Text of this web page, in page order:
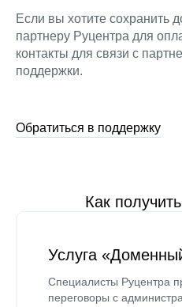
Если вы хотите сохранить
партнеру Руцентра для
контакты для связи с
поддержки.
Обратиться в поддержку
Как
Услуга
Специалисты Руцентра
переговоры с